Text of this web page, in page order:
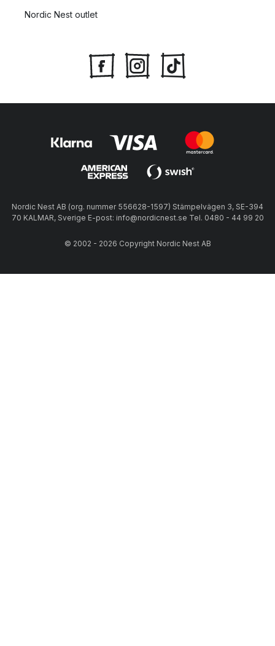
Nordic Nest outlet
Nordic Nest AB (org. nummer 556628-1597) Stämpelvägen 3, SE-394
70 KALMAR, Sverige E-post: info@nordicnest.se Tel. 0480 - 44 99 20
© 2002 - 2026 Copyright Nordic Nest AB